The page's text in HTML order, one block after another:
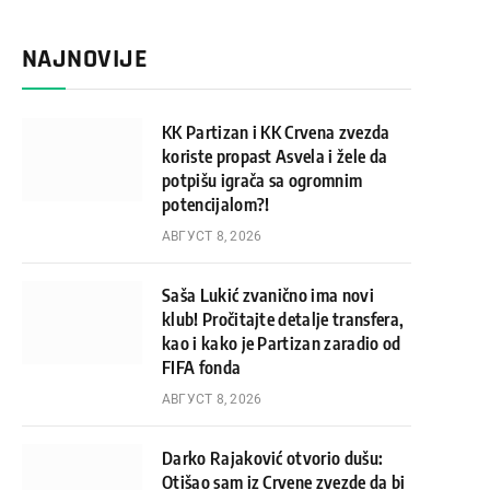
NAJNOVIJE
KK Partizan i KK Crvena zvezda
koriste propast Asvela i žele da
potpišu igrača sa ogromnim
potencijalom?!
АВГУСТ 8, 2026
Saša Lukić zvanično ima novi
klub! Pročitajte detalje transfera,
kao i kako je Partizan zaradio od
FIFA fonda
АВГУСТ 8, 2026
Darko Rajaković otvorio dušu:
Otišao sam iz Crvene zvezde da bi